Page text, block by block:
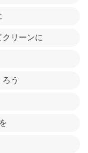
リーンに
う